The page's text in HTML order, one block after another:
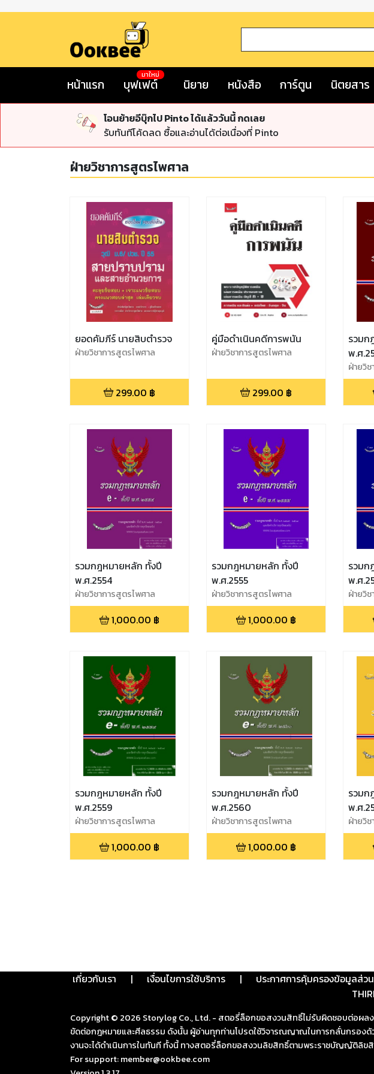
หน้าแรก บุฟเฟต์
มาใหม่
นิยาย หนังสือ การ์ตูน นิตยสาร
โอนย้ายอีบุ๊กไป Pinto ได้แล้ววันนี้ กดเลย
รับทันทีโค้ดลด ซื้อและอ่านได้ต่อเนื่องที่ Pinto
ฝ่ายวิชาการสูตรไพศาล
ยอดคัมภีร์ นายสิบตำรวจ
ฝ่ายวิชาการสูตรไพศาล
299.00 ฿
คู่มือดำเนินคดีการพนัน
ฝ่ายวิชาการสูตรไพศาล
299.00 ฿
รวมก
พ.ศ
ฝ่ายวิ
รวมกฎหมายหลัก ทั้งปี
พ.ศ.2554
ฝ่ายวิชาการสูตรไพศาล
1,000.00 ฿
รวมกฎหมายหลัก ทั้งปี
พ.ศ.2555
ฝ่ายวิชาการสูตรไพศาล
1,000.00 ฿
รวมก
พ.ศ
ฝ่ายวิ
รวมกฎหมายหลัก ทั้งปี
พ.ศ.2559
ฝ่ายวิชาการสูตรไพศาล
1,000.00 ฿
รวมกฎหมายหลัก ทั้งปี
พ.ศ.2560
ฝ่ายวิชาการสูตรไพศาล
1,000.00 ฿
รวมก
พ.ศ
ฝ่ายวิ
เกี่ยวกับเรา | เงื่อนไขการใช้บริการ | ประกาศการคุ้มครองข้อมูลส่ว
Copyright © 2026 Storylog Co., Ltd. - สตอรี่ล็อกขอสงวนสิทธิ์ไม่รับผิดชอบต่อผล
ขัดต่อกฎหมายและศีลธรรม ดังนั้น ผู้อ่านทุกท่านโปรดใช้วิจารณญาณในการกลั่นกรอง
งานจะได้ดำเนินการในทันที ทั้งนี้ ทางสตอรี่ล็อกขอสงวนลิขสิทธิ์ตามพระราชบัญญัติลิข
For support: member@ookbee.com